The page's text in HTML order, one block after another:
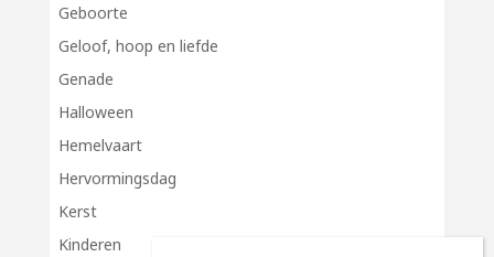
Geboorte
Geloof, hoop en liefde
Genade
Halloween
Hemelvaart
Hervormingsdag
Kerst
Kinderen